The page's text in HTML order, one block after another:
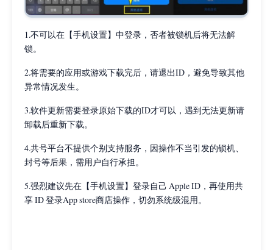
1.不可以在【手机设置】中登录，否者被锁机后将无法解
锁。
2.将需要的应用或游戏下载完后，请退出ID，避免导致其他
异常情况发生。
3.软件更新需要登录原始下载的ID才可以，遇到无法更新请
卸载后重新下载。
4.共号平台不提供个别支持服务，因操作不当引发的锁机、
封号等后果，需用户自行承担。
5.强烈建议先在【手机设置】登录自己 Apple ID，再使用共
享 ID 登录App store商店操作，切勿系统级混用。